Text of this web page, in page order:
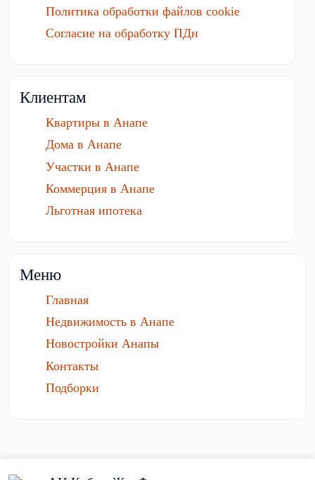
Политика обработки файлов cookie
Согласие на обработку ПДн
Клиентам
Квартиры в Анапе
Дома в Анапе
Участки в Анапе
Коммерция в Анапе
Льготная ипотека
Меню
Главная
Недвижимость в Анапе
Новостройки Анапы
Контакты
Подборки